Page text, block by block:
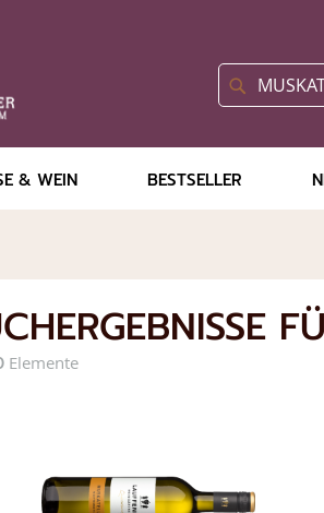
Suche
SUCHE
& WEIN BESTSELLER
Elemente